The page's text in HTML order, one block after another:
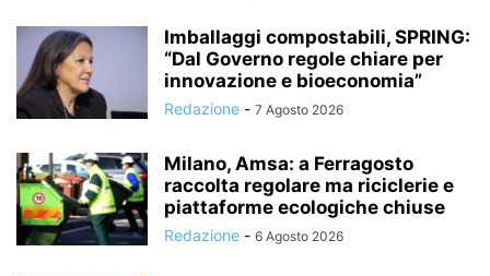
Imballaggi compostabili, SPRING:
“Dal Governo regole chiare per
innovazione e bioeconomia”
Redazione - 7 Agosto 2026
Milano, Amsa: a Ferragosto
raccolta regolare ma riciclerie e
piattaforme ecologiche chiuse
Redazione - 6 Agosto 2026